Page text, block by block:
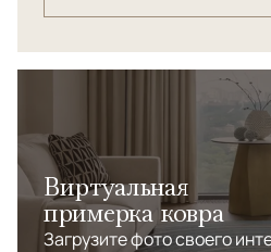
Виртуальная
примерка ковра
Загрузите фото своего